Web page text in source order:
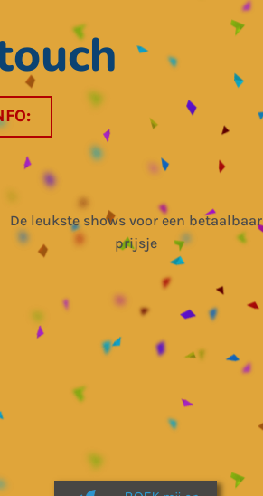
De leukste shows voor een betaalbaar
prijsje